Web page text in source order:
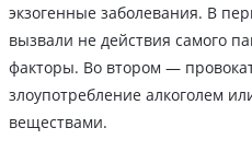
экзогенные заболевания. В
вызвали не действия самого
факторы. Во втором —
злоупотребление алкоголем
веществами.